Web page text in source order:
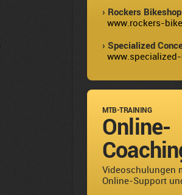
› Rockers
www.rockers-
› Specialized
MTB-TRAINING
Online-
Videoschulungen
Online-Support